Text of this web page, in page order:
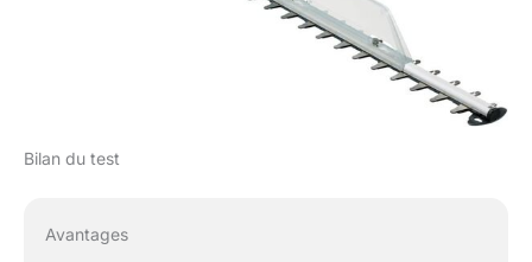
Bilan du test
Avantages